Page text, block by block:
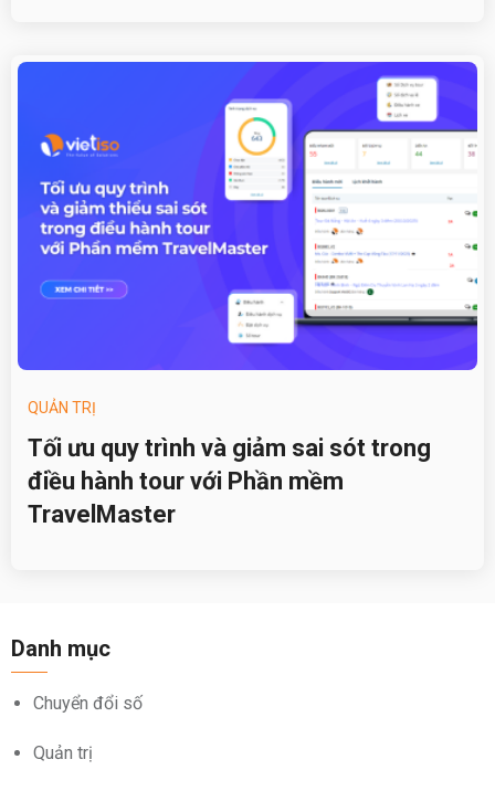
QUẢN TRỊ
Tối ưu quy trình và giảm sai sót trong
điều hành tour với Phần mềm
TravelMaster
Danh mục
Chuyển đổi số
Quản trị